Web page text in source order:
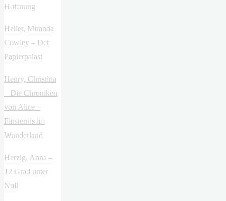
Hoffnung
Heller, Miranda
Cowley – Der
Papierpalast
Henry, Christina
– Die Chroniken
von Alice –
Finsternis im
Wunderland
Herzig, Anna –
12 Grad unter
Null